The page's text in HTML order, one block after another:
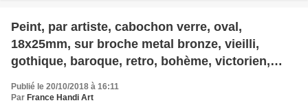
Peint, par artiste, cabochon verre, oval,
18x25mm, sur broche metal bronze, vieilli,
gothique, baroque, retro, bohème, victorien,
bik046, lacik, bijou femme
Publié le 20/10/2018 à 16:11
Par France Handi Art